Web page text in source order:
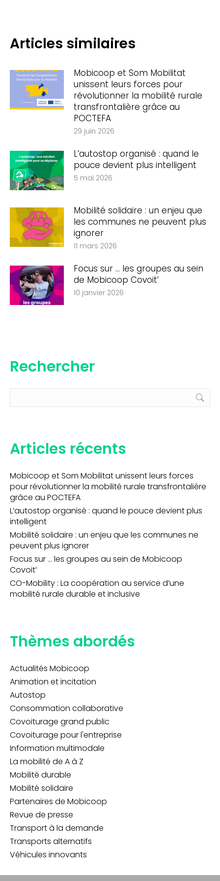
Articles similaires
Mobicoop et Som Mobilitat
unissent leurs forces pour
révolutionner la mobilité rurale
transfrontalière grâce au
POCTEFA
29 juin 2026
L’autostop organisé : quand le
pouce devient plus intelligent
5 mai 2026
Mobilité solidaire : un enjeu que
les communes ne peuvent plus
ignorer
11 mars 2026
Focus sur … les groupes au sein
de Mobicoop Covoit’
10 janvier 2026
Rechercher
:
Articles récents
Mobicoop et Som Mobilitat unissent leurs forces
pour révolutionner la mobilité rurale transfrontalière
grâce au POCTEFA
L’autostop organisé : quand le pouce devient plus
intelligent
Mobilité solidaire : un enjeu que les communes ne
peuvent plus ignorer
Focus sur … les groupes au sein de Mobicoop
Covoit’
CO-Mobility : La coopération au service d’une
mobilité rurale durable et inclusive
Thèmes abordés
Actualités Mobicoop
Animation et incitation
Autostop
Consommation collaborative
Covoiturage grand public
Covoiturage pour l'entreprise
Information multimodale
La mobilité de A à Z
Mobilité durable
Mobilité solidaire
Partenaires de Mobicoop
Revue de presse
Transport à la demande
Transports alternatifs
Véhicules innovants